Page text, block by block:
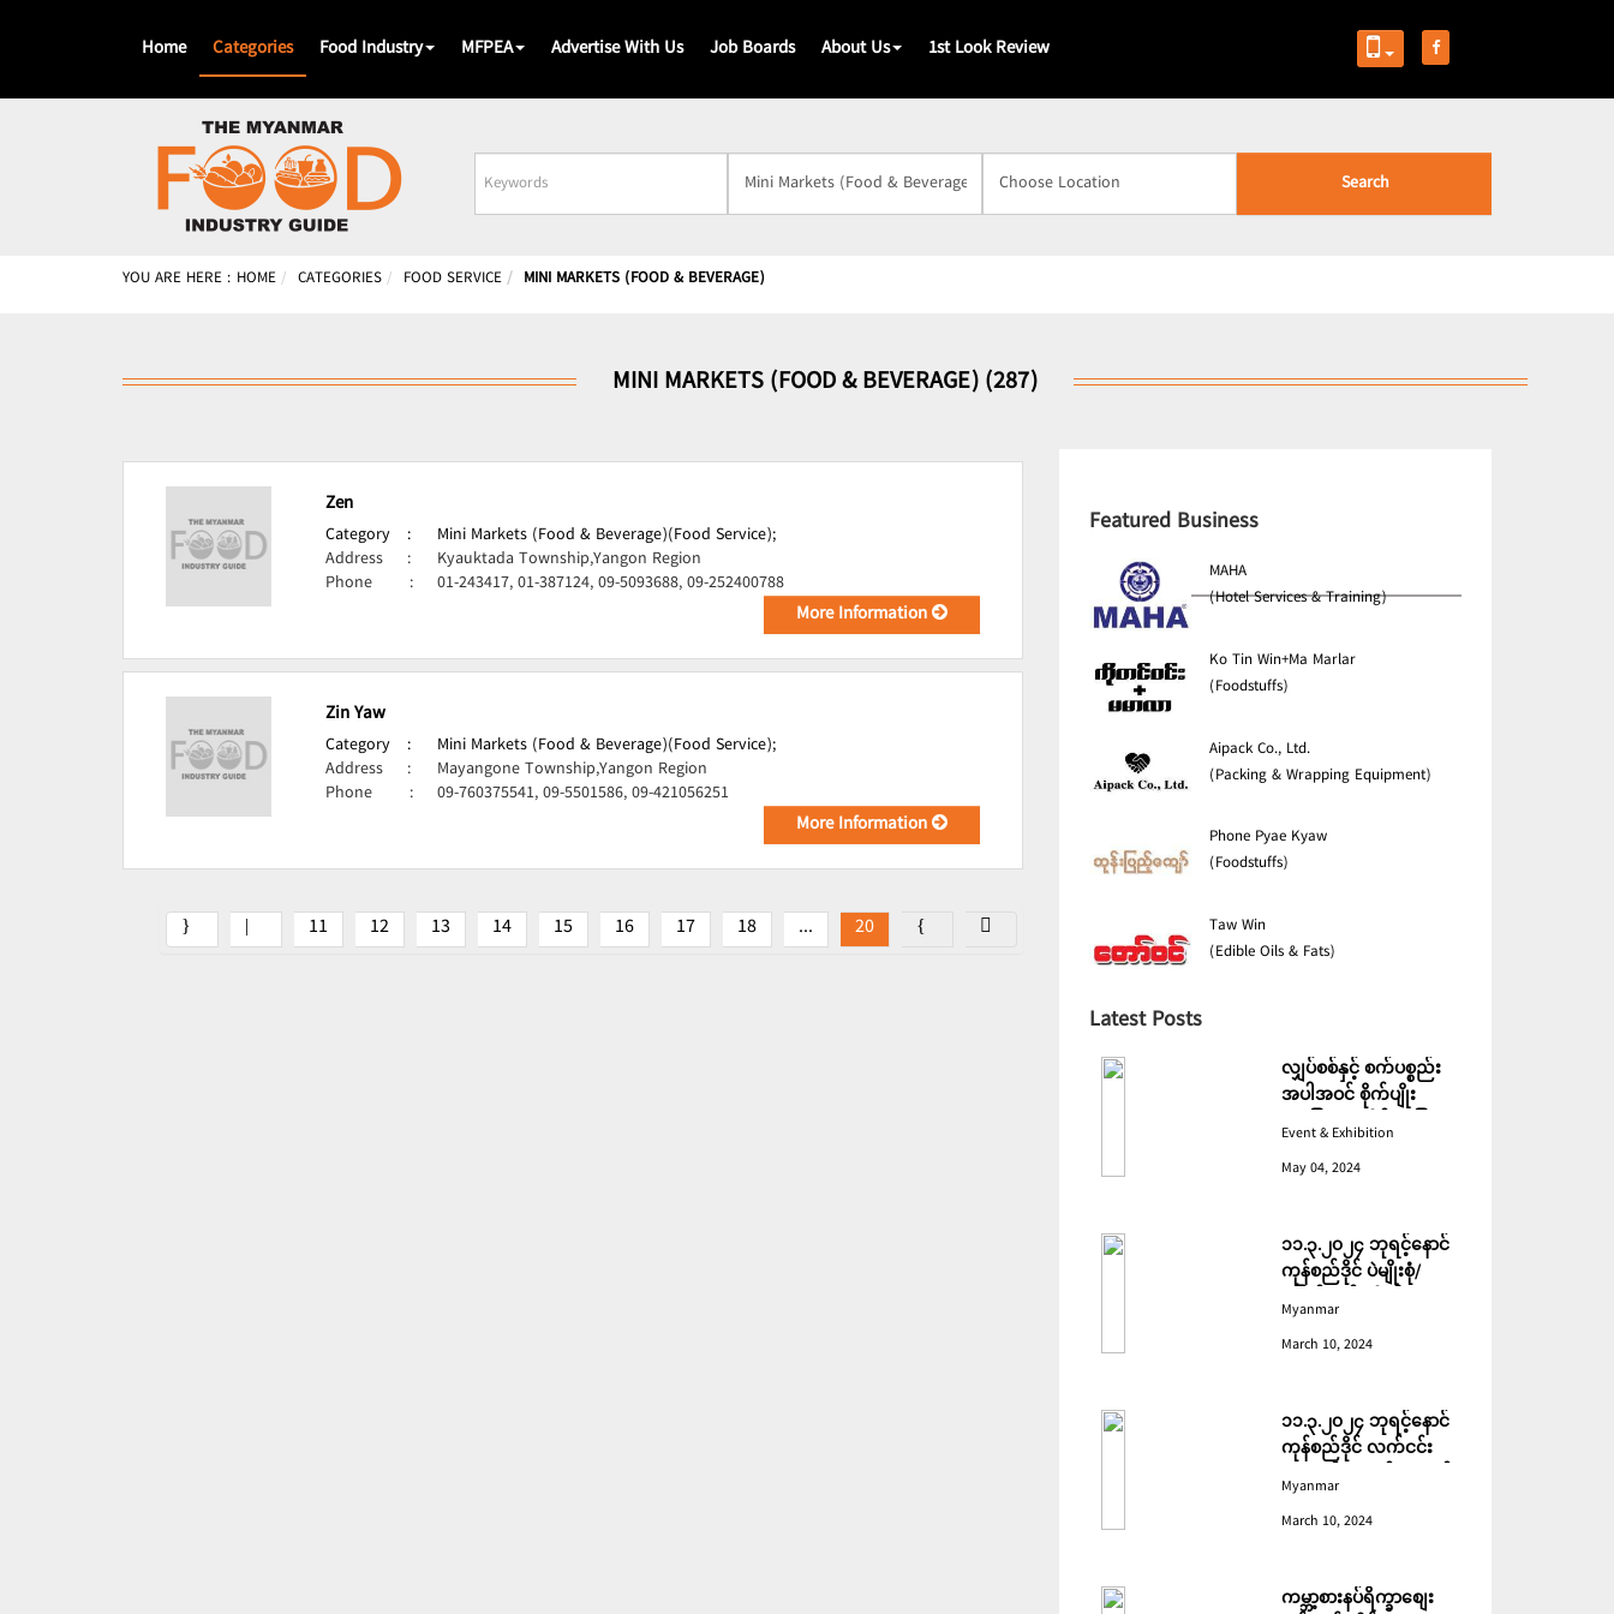
Home Categories Food Industry MFPEA Advertise With Us Job Boards About Us 1st Look Review
Business
Name
Search
YOU ARE HERE : HOME CATEGORIES FOOD SERVICE MINI MARKETS (FOOD & BEVERAGE)
MINI MARKETS (FOOD & BEVERAGE) (287)
Zen
Category :
Mini Markets (Food & Beverage)(Food Service);
Address
:
Kyauktada Township,Yangon Region
Phone
: 01-243417, 01-387124, 09-5093688, 09-252400788
More Information
Zin Yaw
Category :
Mini Markets (Food & Beverage)(Food Service);
Address
:
Mayangone Township,Yangon Region
Phone
: 09-760375541, 09-5501586, 09-421056251
More Information
11 12 13 14 15 16 17 18 ... 20
Featured Business
MAHA
(Hotel Services & Training)
Ko Tin Win+Ma Marlar
(Foodstuffs)
Aipack Co., Ltd.
(Packing & Wrapping Equipment)
Phone Pyae Kyaw
(Foodstuffs)
Taw Win
(Edible Oils & Fats)
Latest Posts
လျှပ်စစ်နှင့် စက်ပစ္စည်း
အပါအဝင် စိုက်ပျိုး
မွေးမြူရေးဆိုင်ရာ ပြပွဲ
Event & Exhibition
May 04, 2024
၁၁.၃.၂၀၂၄ ဘုရင့်နောင်
ကုန်စည်ဒိုင် ပဲမျိုးစုံ/
ပြောင်း/နှမ်းတို့၏ FOB
(USD) ဈေးနှုန်းများ
Myanmar
March 10, 2024
၁၁.၃.၂၀၂၄ ဘုရင့်နောင်
ကုန်စည်ဒိုင် လက်ငင်း
အရောင်းအဝယ်ဈေးနှုန်း
များ
Myanmar
March 10, 2024
ကမ္ဘာ့စားနပ်ရိက္ခာစျေး